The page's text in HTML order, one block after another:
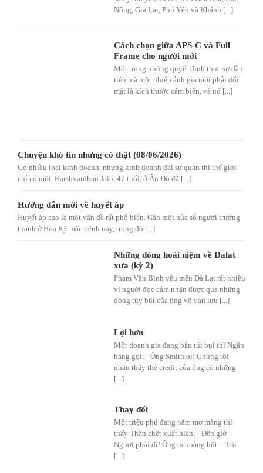
Nông, Gia Lai, Phú Yên và Khánh [...]
Cách chọn giữa APS-C và Full
Frame cho người mới
Một trong những quyết định thực sự đầu
tiên mà một nhiếp ảnh gia mới phải đối
mặt là kích thước cảm biến, và nó [...]
Chuyện khó tin nhưng có thật (08/06/2026)
Có nhiều loại kinh doanh, nhưng kinh doanh đại sứ quán thì thế giới
chỉ có một. Harshvardhan Jain, 47 tuổi, ở Ấn Độ đã [...]
Hướng dẫn mới về huyết áp
Huyết áp cao là một vấn đề rất phổ biến. Gần một nửa số người trưởng
thành ở Hoa Kỳ mắc bệnh này, trong đó [...]
Những dòng hoài niệm về Dalat
xưa (kỳ 2)
Phạm Văn Bình yêu mến Đà Lạt rất nhiều
vì người đọc cảm nhận được qua những
dòng tùy bút của ông vô vàn lưu [...]
Lợi hơn
Một doanh gia đang bận túi bụi thì Ngân
hàng gọi: - Ông Smith ơi! Chúng tôi
nhận thấy thẻ credit của ông có những
[...]
Thay đổi
Một triệu phú đang nằm mơ màng thì
thấy Thần chết xuất hiện: - Đến giờ
Ngươi phải đi! Ông ta hoảng hốt: - Tôi
[...]